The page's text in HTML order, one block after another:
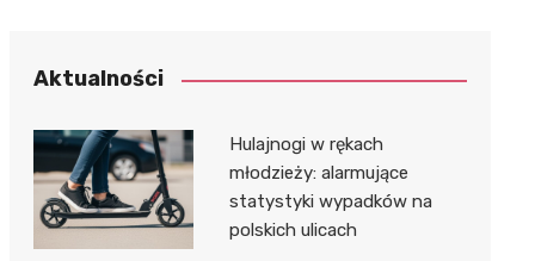
Aktualności
Hulajnogi w rękach
młodzieży: alarmujące
statystyki wypadków na
polskich ulicach